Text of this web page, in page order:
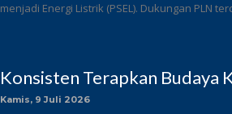
menjadi Energi Listrik (PSEL). Dukungan PLN
Konsisten Terapkan Budaya
Kamis, 9 Juli 2026